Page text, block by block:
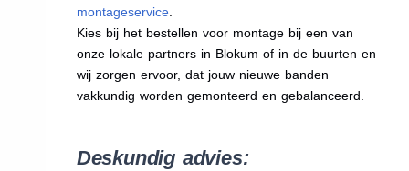
montageservice.
Kies bij het bestellen voor montage bij een van
onze lokale partners in Blokum of in de buurten en
wij zorgen ervoor, dat jouw nieuwe banden
vakkundig worden gemonteerd en gebalanceerd.
Deskundig advies: